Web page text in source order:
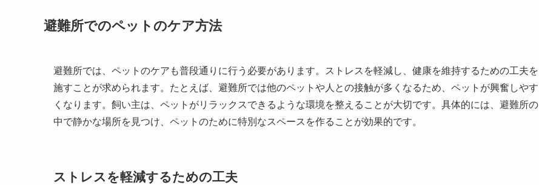
避難所でのペットのケア方法
避難所では、ペットのケアも普段通りに行う必要があります。ストレスを軽減し、健康を維持するための工夫を
施すことが求められます。たとえば、避難所では他のペットや人との接触が多くなるため、ペットが興奮しやす
くなります。飼い主は、ペットがリラックスできるような環境を整えることが大切です。具体的には、避難所の
中で静かな場所を見つけ、ペットのために特別なスペースを作ることが効果的です。
ストレスを軽減するための工夫